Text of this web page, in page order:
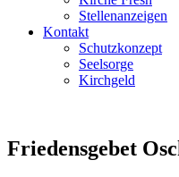
Stellenanzeigen
Kontakt
Schutzkonzept
Seelsorge
Kirchgeld
Friedensgebet